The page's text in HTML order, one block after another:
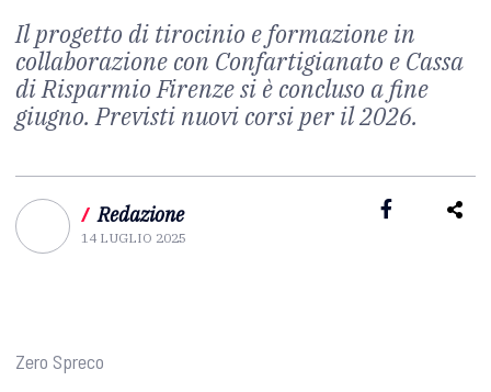
Il progetto di tirocinio e formazione in
collaborazione con Confartigianato e Cassa
di Risparmio Firenze si è concluso a fine
giugno. Previsti nuovi corsi per il 2026.
/ Redazione
14 LUGLIO 2025
Zero Spreco